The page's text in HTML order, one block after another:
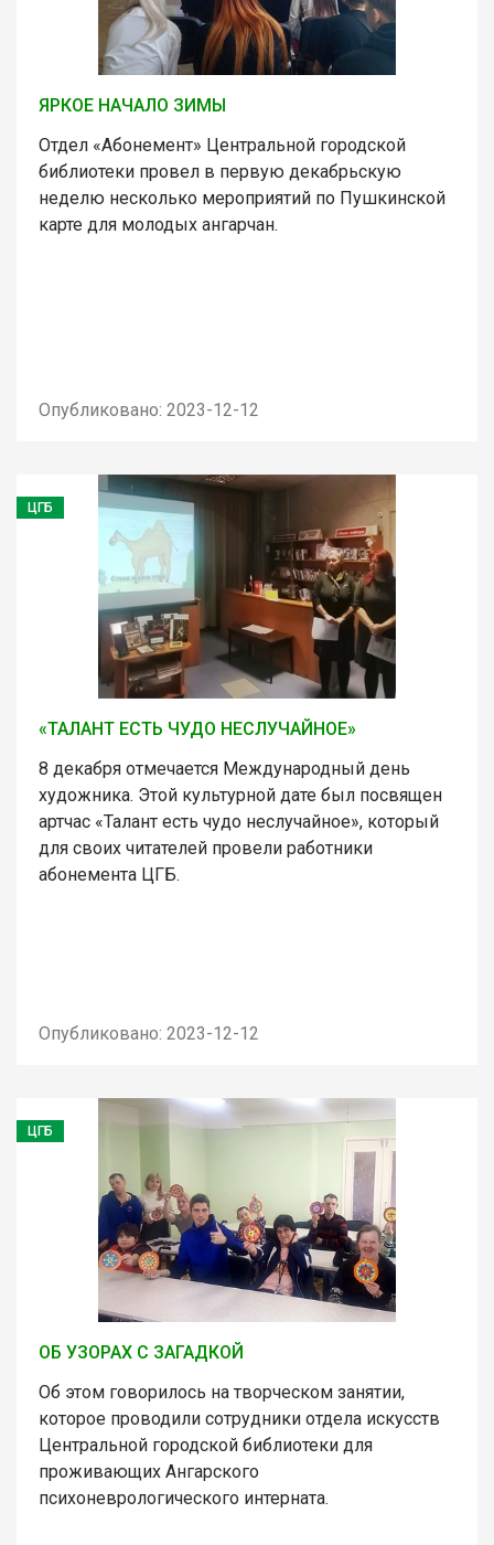
ЯРКОЕ НАЧАЛО ЗИМЫ
Отдел «Абонемент» Центральной городской
библиотеки провел в первую декабрьскую
неделю несколько мероприятий по Пушкинской
карте для молодых ангарчан.
Опубликовано: 2023-12-12
ЦГБ
«ТАЛАНТ ЕСТЬ ЧУДО НЕСЛУЧАЙНОЕ»
8 декабря отмечается Международный день
художника. Этой культурной дате был посвящен
артчас «Талант есть чудо неслучайное», который
для своих читателей провели работники
абонемента ЦГБ.
Опубликовано: 2023-12-12
ЦГБ
ОБ УЗОРАХ С ЗАГАДКОЙ
Об этом говорилось на творческом занятии,
которое проводили сотрудники отдела искусств
Центральной городской библиотеки для
проживающих Ангарского
психоневрологического интерната.